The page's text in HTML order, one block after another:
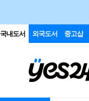
국내도서 외국도서 중고샵